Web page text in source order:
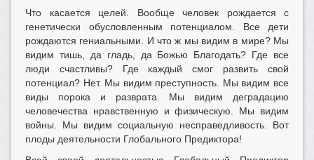
Что касается целей. Вообще человек рождается с
генетически обусловленным потенциалом. Все дети
рождаются гениальными. И что ж мы видим в мире? Мы
видим тишь, да гладь, да Божью Благодать? Где все
люди счастливы? Где каждый смог развить свой
потенциал? Нет. Мы видим преступность. Мы видим все
виды порока и разврата. Мы видим деградацию
человечества нравственную и физическую. Мы видим
войны. Мы видим социальную несправедливость. Вот
плоды деятельности Глобального Предиктора!